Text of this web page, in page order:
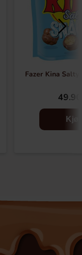
Fazer Kina